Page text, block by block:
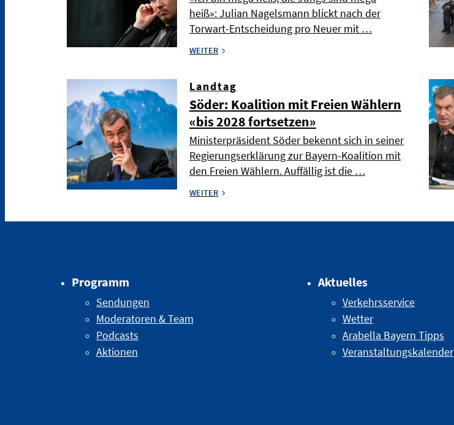
heiß»: Julian Nagelsmann blickt nach der
Torwart-Entscheidung pro Neuer mit …
WEITER
Landtag
Söder: Koalition mit Freien Wählern
«bis 2028 fortsetzen»
Ministerpräsident Söder bekennt sich in seiner
Regierungserklärung zur Bayern-Koalition mit
den Freien Wählern. Auffällig ist die …
WEITER
Programm
Sendungen
Moderatoren & Team
Podcasts
Aktionen
Aktuelles
Verkehrsservice
Wetter
Arabella Bayern Tipps
Veranstaltungskalender